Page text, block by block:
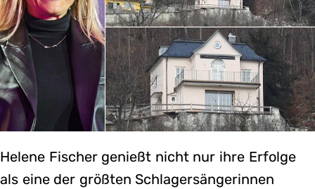
Helene Fischer genießt nicht nur ihre Erfolge
als eine der größten Schlagersängerinnen